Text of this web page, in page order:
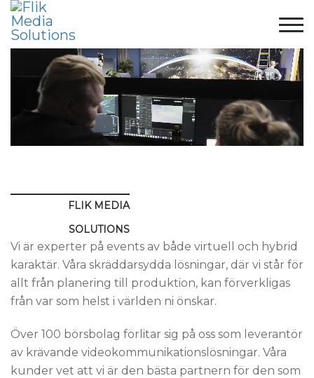
FLIK MEDIA
SOLUTIONS
Vi är experter på events av både virtuell och hybrid
karaktär. Våra skräddarsydda lösningar, där vi står för
allt från planering till produktion, kan förverkligas
från var som helst i världen ni önskar.
Över 100 börsbolag förlitar sig på oss som leverantör
av krävande videokommunikationslösningar. Våra
kunder vet att vi är den bästa partnern för den som